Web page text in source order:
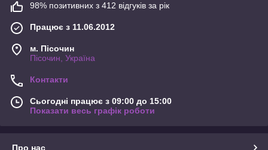
98% позитивних з 412 відгуків за рік
Працює з 11.06.2012
м. Пісочин
Пісочин, Україна
Контакти
Сьогодні працює з 09:00 до 15:00
Показати весь графік роботи
Про нас